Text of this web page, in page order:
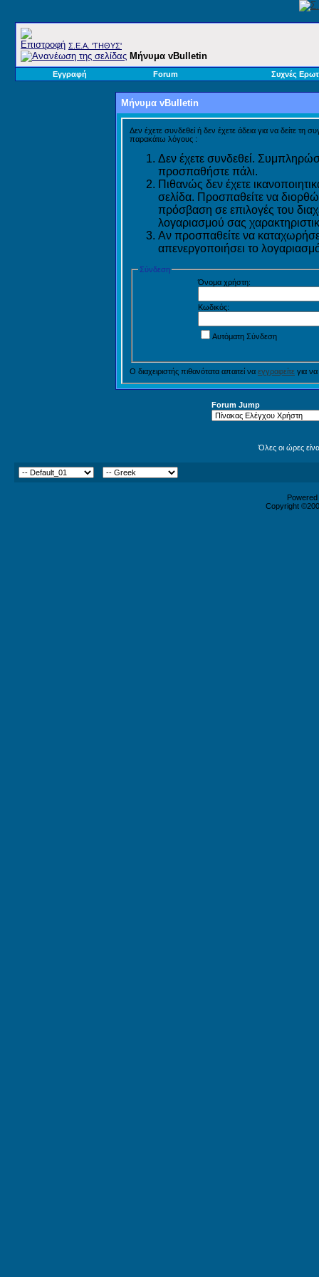
Σ.E.A. 'ΤΗΘΥΣ'
Μήνυμα vBulletin
Εγγραφή Forum Συχνές
Μήνυμα vBulletin
Δεν έχετε συνδεθεί ή δεν έχετε άδεια για να δείτε τη
παρακάτω λόγους :
Δεν έχετε συνδεθεί.
προσπαθήστε πάλι.
Πιθανώς δεν έχετε
σελίδα. Προσπαθείτε να
πρόσβαση σε επιλογές του
λογαριασμού σας
Αν προσπαθείτε να
απενεργοποιήσει το
Σύνδεση
Όνομα χρήστη:
Κωδικός:
Αυτόματη Σύνδεση
Ο διαχειριστής πιθανότατα απαιτεί να εγγραφείτε για
Forum Jump
Όλες οι ώρες
Copyright